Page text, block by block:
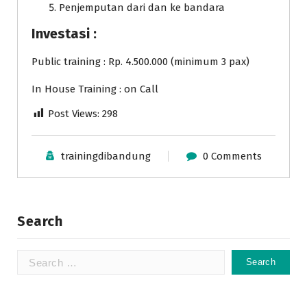
Penjemputan dari dan ke bandara
Investasi :
Public training : Rp. 4.500.000 (minimum 3 pax)
In House Training : on Call
Post Views: 298
trainingdibandung 0 Comments
Search
Search